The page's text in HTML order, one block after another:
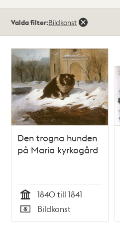
träffar
Valda filter:Bildkonst
Den trogna hunden
på Maria kyrkogård
Tid
1840 till 1841
Typ
Bildkonst